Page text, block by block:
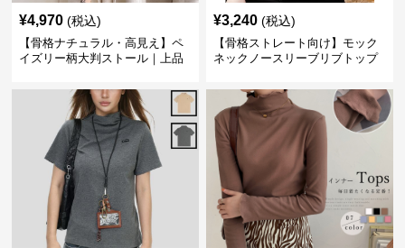
¥4,970 (税込)
【骨格ナチュラル・高見え】ペ
イズリー柄大判ストール｜上品
¥3,240 (税込)
【骨格ストレート向け】モック
ネックノースリーブリブトップ